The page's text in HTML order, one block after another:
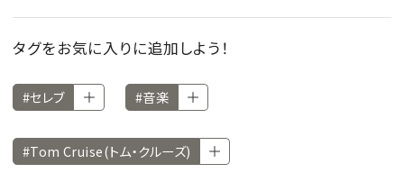
タグをお気に入りに追加しよう！
#セレブ #音楽
#Tom Cruise(トム・クルーズ)